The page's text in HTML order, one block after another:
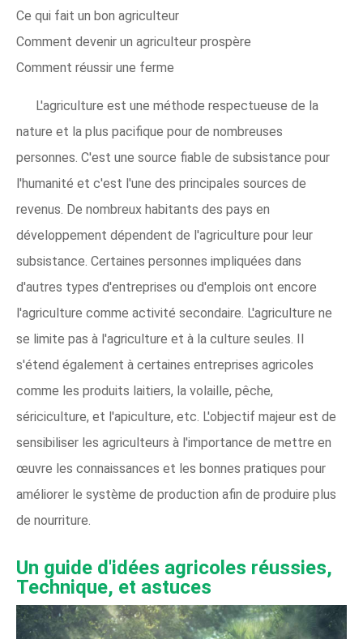
Ce qui fait un bon agriculteur
Comment devenir un agriculteur prospère
Comment réussir une ferme
L'agriculture est une méthode respectueuse de la
nature et la plus pacifique pour de nombreuses
personnes. C'est une source fiable de subsistance pour
l'humanité et c'est l'une des principales sources de
revenus. De nombreux habitants des pays en
développement dépendent de l'agriculture pour leur
subsistance. Certaines personnes impliquées dans
d'autres types d'entreprises ou d'emplois ont encore
l'agriculture comme activité secondaire. L'agriculture ne
se limite pas à l'agriculture et à la culture seules. Il
s'étend également à certaines entreprises agricoles
comme les produits laitiers, la volaille, pêche,
sériciculture, et l'apiculture, etc. L'objectif majeur est de
sensibiliser les agriculteurs à l'importance de mettre en
œuvre les connaissances et les bonnes pratiques pour
améliorer le système de production afin de produire plus
de nourriture.
Un guide d'idées agricoles réussies,
Technique, et astuces